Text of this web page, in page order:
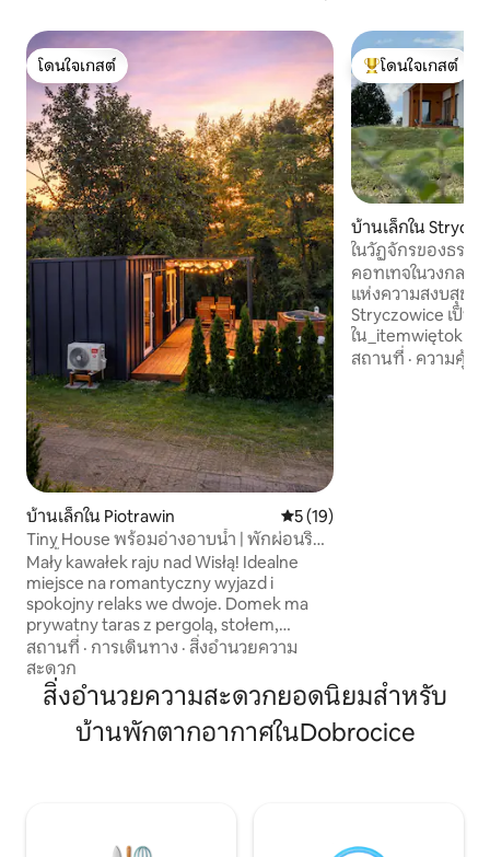
โดนใจเกสต์
โดนใจเกสต์
บ้านเล็กใน Piotrawin คะแนนเฉลี่ย 5 จาก 5, 19 รีวิว
5 (19)
Tiny House พร้อมอ่างอาบน้ำ | พักผ่อนริม
แม่น้ำวิสตูลา
Mały kawałek raju nad Wisłą! Idealne
miejsce na romantyczny wyjazd i
spokojny relaks we dwoje. Domek ma
prywatny taras z pergolą, stołem,
leżakami i wbudowaną balią. Przy domku
znajduje się kameralny ogródek z
paleniskiem i grillem. Domek jest częścią
małej osady tiny house nad Wisłą. Domki
stoją blisko siebie, ale każdy ma własną
prywatną strefę: taras, ogródek, leżaki,
สถานที่ · การเดินทาง · สิ่งอำนวยความ
สะดวก
โดนใจเกสต์ที่สุด
โดนใจเกสต์
บ้านเล็กใน
ในวัฏจักรของธรร
คอทเทจในวงกลม
แห่งความสงบสุขที่
Stryczowice เป็น
ใน
ชีวิตดำเนินไปในจัง
สถานที่ · ความคุ้ม
สิ่งอำนวยความสะดวกยอดนิยมสำหรับ
บ้านพักตากอากาศในDobrocice